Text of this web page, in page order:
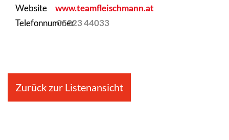
Website
www.teamfleischmann.at
Telefonnummer05223 44033
Zurück zur Listenansicht